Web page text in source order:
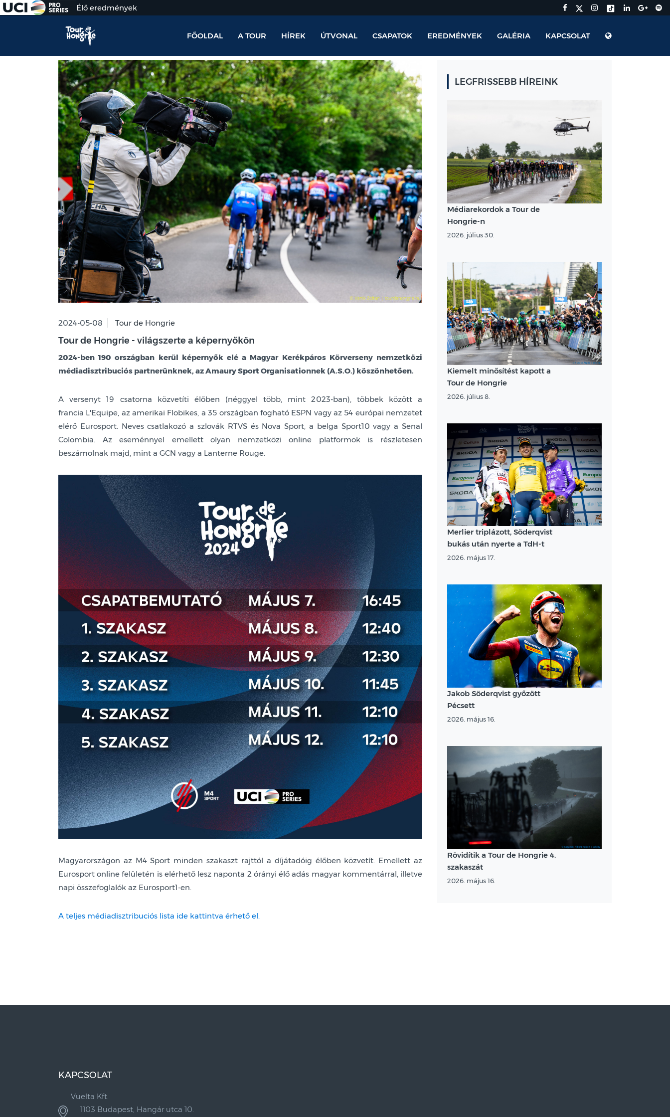
Élő eredmények
FŐOLDAL A TOUR HÍREK ÚTVONAL CSAPATOK EREDMÉNYEK GALÉRIA KAPCSOLAT
2024-05-08 Tour de Hongrie
Tour de Hongrie - világszerte a képernyőkön
2024-ben 190 országban kerül képernyők elé a Magyar Kerékpáros Körverseny nemzetközi
médiadisztribuciós partnerünknek, az Amaury Sport Organisationnek (A.S.O.) köszönhetően.
A versenyt 19 csatorna közvetíti élőben (néggyel több, mint 2023-ban), többek között a
francia L'Equipe, az amerikai Flobikes, a 35 országban fogható ESPN vagy az 54 európai nemzetet
elérő Eurosport. Neves csatlakozó a szlovák RTVS és Nova Sport, a belga Sport10 vagy a Senal
Colombia. Az eseménnyel emellett olyan nemzetközi online platformok is részletesen
beszámolnak majd, mint a GCN vagy a Lanterne Rouge.
Magyarországon az M4 Sport minden szakaszt rajttól a díjátadóig élőben közvetít. Emellett az
Eurosport online felületén is elérhető lesz naponta 2 órányi élő adás magyar kommentárral, illetve
napi összefoglalók az Eurosport1-en.
A teljes médiadisztribuciós lista ide kattintva érhető el.
LEGFRISSEBB HÍREINK
Médiarekordok a Tour de
Hongrie-n
2026. július 30.
Kiemelt minősítést kapott a
Tour de Hongrie
2026. július 8.
Merlier triplázott, Söderqvist
bukás után nyerte a TdH-t
2026. május 17.
Jakob Söderqvist győzött
Pécsett
2026. május 16.
Rövidítik a Tour de Hongrie 4.
szakaszát
2026. május 16.
KAPCSOLAT
Vuelta Kft.
1103 Budapest, Hangár utca 10.